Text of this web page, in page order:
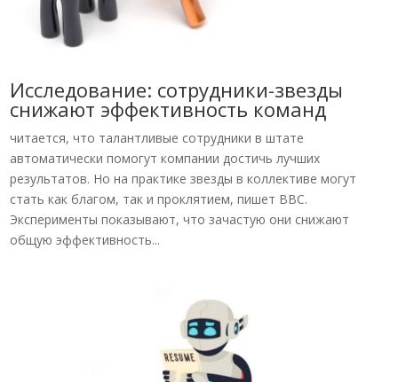
Исследование: сотрудники-звезды
снижают эффективность команд
читается, что талантливые сотрудники в штате
автоматически помогут компании достичь лучших
результатов. Но на практике звезды в коллективе могут
стать как благом, так и проклятием, пишет BBC.
Эксперименты показывают, что зачастую они снижают
общую эффективность...